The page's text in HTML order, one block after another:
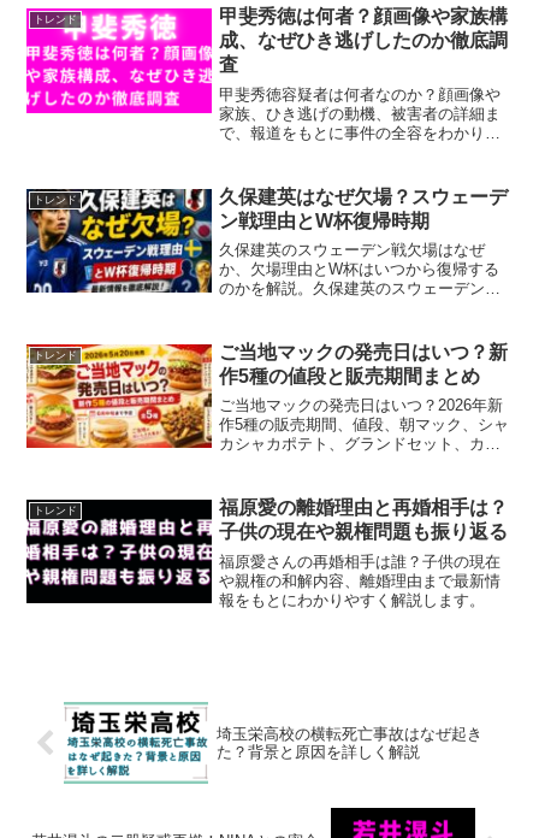
謝罪、サイン盗み説の未確認点まで慎重
に分かりやすく解説します。
トレンド
甲斐秀徳は何者？顔画像や家族構
成、なぜひき逃げしたのか徹底調
査
甲斐秀徳容疑者は何者なのか？顔画像や
家族、ひき逃げの動機、被害者の詳細ま
で、報道をもとに事件の全容をわかりや
トレンド
久保建英はなぜ欠場？スウェーデ
ン戦理由とW杯復帰時期
久保建英のスウェーデン戦欠場はなぜ
か、欠場理由とW杯はいつから復帰する
のかを解説。久保建英のスウェーデン戦
トレンド
ご当地マックの発売日はいつ？新
作5種の値段と販売期間まとめ
ご当地マックの発売日はいつ？2026年新
作5種の販売期間、値段、朝マック、シャ
カシャカポテト、グランドセット、カロ
ーや販売時間をまとめて確認でき、買い
逃し防止にも役立ちます。
トレンド
福原愛の離婚理由と再婚相手は？
子供の現在や親権問題も振り返る
福原愛さんの再婚相手は誰？子供の現在
や親権の和解内容、離婚理由まで最新情
報をもとにわかりやすく解説します。
埼玉栄高校の横転死亡事故はなぜ起き
た？背景と原因を詳しく解説